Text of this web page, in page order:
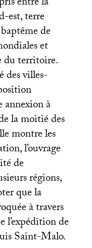
est, terre
de
et
du territoire.
des villes-
à
la moitié des
montre les
l’ouvrage
de
régions,
que la
à travers
l’expédition de
Saint-Malo.